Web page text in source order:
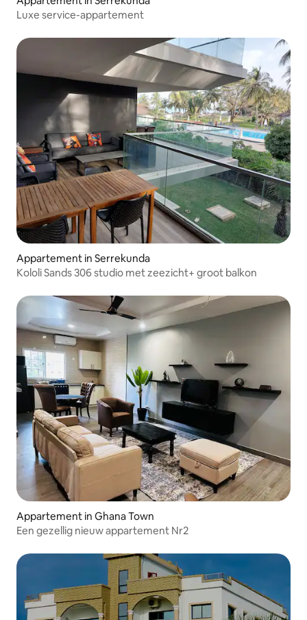
Luxe service-appartement
Appartement in Serrekunda
Kololi Sands 306 studio met zeezicht+ groot balkon
Appartement in Ghana Town
Een gezellig nieuw appartement Nr2